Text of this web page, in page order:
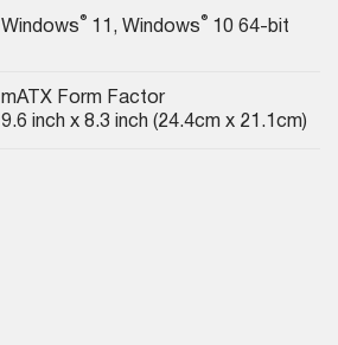
Windows® 11, Windows® 10 64-bit
mATX Form Factor
9.6 inch x 8.3 inch (24.4cm x 21.1cm)